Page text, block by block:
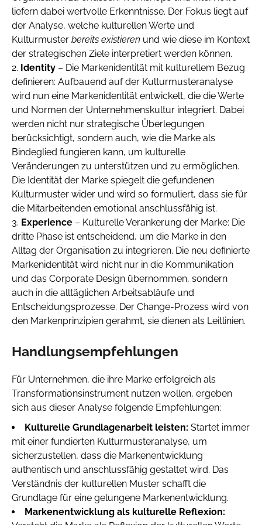
liefern dabei wertvolle Erkenntnisse. Der Fokus liegt auf
der Analyse, welche kulturellen Werte und
Kulturmuster bereits existieren und wie diese im Kontext
der strategischen Ziele interpretiert werden können.
Identity – Die Markenidentität mit kulturellem Bezug
definieren: Aufbauend auf der Kulturmusteranalyse
wird nun eine Markenidentität entwickelt, die die Werte
und Normen der Unternehmenskultur integriert. Dabei
werden nicht nur strategische Überlegungen
berücksichtigt, sondern auch, wie die Marke als
Bindeglied fungieren kann, um kulturelle
Veränderungen zu unterstützen und zu ermöglichen.
Die Identität der Marke spiegelt die gefundenen
Kulturmuster wider und wird so formuliert, dass sie für
die Mitarbeitenden emotional anschlussfähig ist.
Experience – Kulturelle Verankerung der Marke: Die
dritte Phase ist entscheidend, um die Marke in den
Alltag der Organisation zu integrieren. Die neu definierte
Markenidentität wird nicht nur in die Kommunikation
und das Corporate Design übernommen, sondern
auch in die alltäglichen Arbeitsabläufe und
Entscheidungsprozesse. Der Change-Prozess wird von
den Markenprinzipien gerahmt, sie dienen als Leitlinien.
Handlungsempfehlungen
Für Unternehmen, die ihre Marke erfolgreich als
Transformationsinstrument nutzen wollen, ergeben
sich aus dieser Analyse folgende Empfehlungen:
Kulturelle Grundlagenarbeit leisten: Startet immer
mit einer fundierten Kulturmusteranalyse, um
sicherzustellen, dass die Markenentwicklung
authentisch und anschlussfähig gestaltet wird. Das
Verständnis der kulturellen Muster schafft die
Grundlage für eine gelungene Markenentwicklung.
Markenentwicklung als kulturelle Reflexion: